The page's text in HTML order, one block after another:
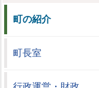
町の紹介
町長室